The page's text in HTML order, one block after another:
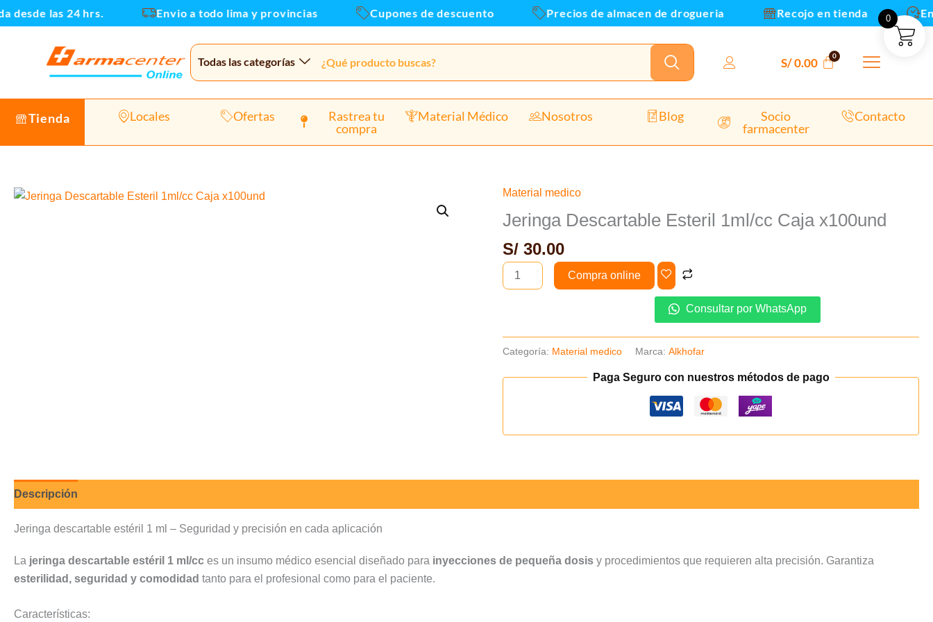
Ir
al
las 24 hrs. Envio a todo lima y provincias Cupones de descuento Precios de almacen de drogueria Recojo en tienda
Todas las categorías S/0.00
Tienda Locales Ofertas
Rastrea tu
compra
Material Médico Nosotros Blog
Socio
farmacenter
Contacto
Material medico
Jeringa Descartable Esteril 1ml/cc Caja x100und
S/ 30.00
Jeringa
Descartable
1ml/cc
Caja
x100und
Compra online
Consultar por WhatsApp
Categoría: Material medico Marca:Alkhofar
Paga Seguro con nuestros métodos de pago
Descripción
Jeringa descartable estéril 1 ml – Seguridad y precisión en cada aplicación
La jeringa descartable estéril 1 ml/cc es un insumo médico esencial diseñado para inyecciones de pequeña dosis y procedimientos que requieren alta precisión. Garantiza
esterilidad, seguridad y comodidad tanto para el profesional como para el paciente.
Características:
0